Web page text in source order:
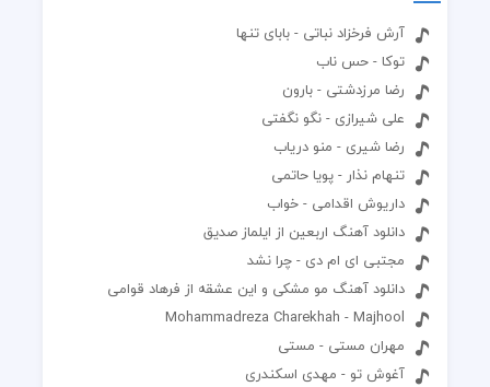
آرش فرخزاد نباتی - بابای تنها
توکا - حس ناب
رضا مرزدشتی - بارون
علی شیرازی - نگو نگفتی
رضا شیری - منو دریاب
تنهام نذار - پویا حاتمی
داریوش اقدامی - خواب
دانلود آهنگ اربعین از ایلماز صدیق
مجتبی ای ام دی - چرا نشد
دانلود آهنگ مو مشکی و این عشقه از فرهاد قوامی
Mohammadreza Charekhah - Majhool
مهران مستی - مستی
آغوش تو - مهدی اسکندری